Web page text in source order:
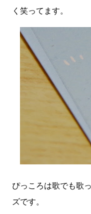
く笑ってます。
ぴっころは歌でも歌
ズです。